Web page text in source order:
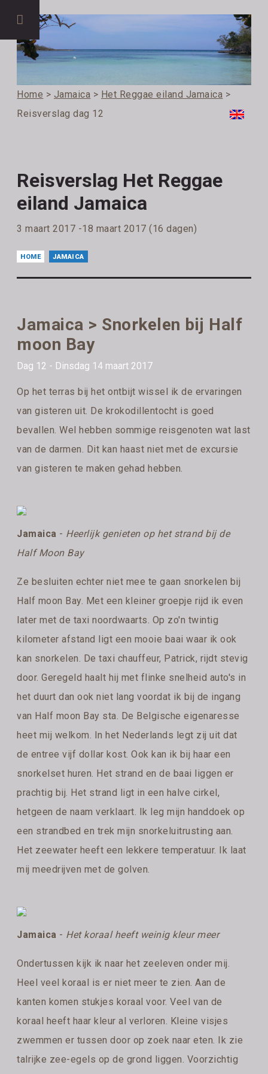
Home > Jamaica > Het Reggae eiland Jamaica >
Reisverslag dag 12
Reisverslag Het Reggae
eiland Jamaica
3 maart 2017 -18 maart 2017 (16 dagen)
HOME JAMAICA
Jamaica > Snorkelen bij Half
moon Bay
Dag 12 - Dinsdag 14 maart 2017
Op het terras bij het ontbijt wissel ik de ervaringen
van gisteren uit. De krokodillentocht is goed
bevallen. Wel hebben sommige reisgenoten wat last
van de darmen. Dit kan haast niet met de excursie
van gisteren te maken gehad hebben.
Jamaica - Heerlijk genieten op het strand bij de
Half Moon Bay
Ze besluiten echter niet mee te gaan snorkelen bij
Half moon Bay. Met een kleiner groepje rijd ik even
later met de taxi noordwaarts. Op zo'n twintig
kilometer afstand ligt een mooie baai waar ik ook
kan snorkelen. De taxi chauffeur, Patrick, rijdt stevig
door. Geregeld haalt hij met flinke snelheid auto's in
het duurt dan ook niet lang voordat ik bij de ingang
van Half moon Bay sta. De Belgische eigenaresse
heet mij welkom. In het Nederlands legt zij uit dat
de entree vijf dollar kost. Ook kan ik bij haar een
snorkelset huren. Het strand en de baai liggen er
prachtig bij. Het strand ligt in een halve cirkel,
hetgeen de naam verklaart. Ik leg mijn handdoek op
een strandbed en trek mijn snorkeluitrusting aan.
Het zeewater heeft een lekkere temperatuur. Ik laat
mij meedrijven met de golven.
Jamaica - Het koraal heeft weinig kleur meer
Ondertussen kijk ik naar het zeeleven onder mij.
Heel veel koraal is er niet meer te zien. Aan de
kanten komen stukjes koraal voor. Veel van de
koraal heeft haar kleur al verloren. Kleine visjes
zwemmen er tussen door op zoek naar eten. Ik zie
talrijke zee-egels op de grond liggen. Voorzichtig